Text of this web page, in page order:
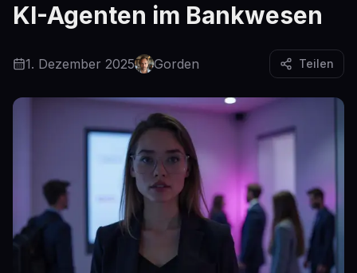
KI-Agenten im Bankwesen
1. Dezember 2025 Gorden Teilen